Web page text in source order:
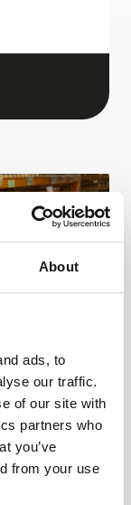
About
ads, to
our traffic.
of our site with
partners who
you’ve
from your use
tijd
van